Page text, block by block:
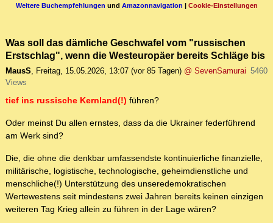
Weitere Buchempfehlungen und Amazonnavigation | Cookie-Einstellungen
Was soll das dämliche Geschwafel vom "russischen
Erstschlag", wenn die Westeuropäer bereits Schläge bis
MausS, Freitag, 15.05.2026, 13:07 (vor 85 Tagen) @ SevenSamurai 5460
Views
tief ins russische Kernland(!) führen?
Oder meinst Du allen ernstes, dass da die Ukrainer federführend
am Werk sind?
Die, die ohne die denkbar umfassendste kontinuierliche finanzielle,
militärische, logistische, technologische, geheimdienstliche und
menschliche(!) Unterstützung des unseredemokratischen
Wertewestens seit mindestens zwei Jahren bereits keinen einzigen
weiteren Tag Krieg allein zu führen in der Lage wären?